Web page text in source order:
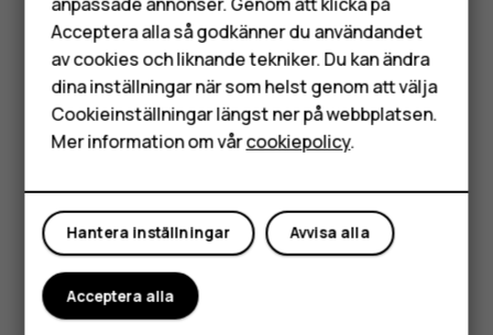
Tillbehör
HMD Terra M
Surfplattor
familj och vänner.
Tryck på fotot du vill dela i
share.
Välj hur du vill dela fotot eller videon.
Var detta till hjälp?
Ja Nej
Acceptera alla så godkänner du användandet
av cookies och liknande tekniker. Du kan ändra
dina inställningar när som helst genom att välja
Cookieinställningar längst ner på webbplatsen.
Mer information om vårcookiepolicy.
Avvisa alla
Hantera inställningar
Acceptera alla